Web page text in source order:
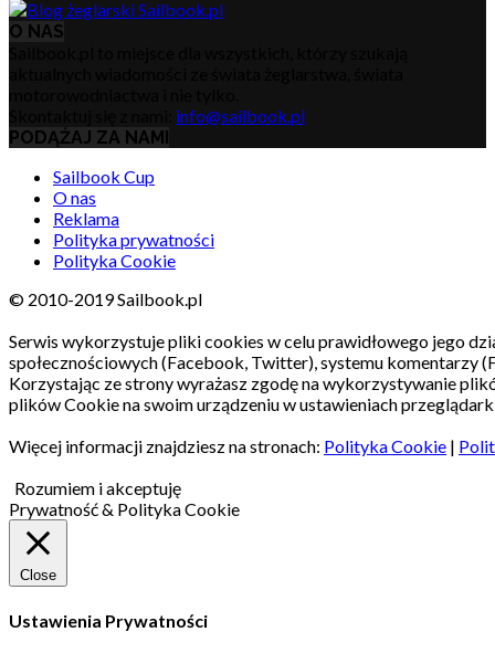
O NAS
info@sailbook.pl
PODĄŻAJ ZA NAMI
Sailbook Cup
O nas
Reklama
Polityka prywatności
Polityka Cookie
© 2010-2019 Sailbook.pl
Serwis wykorzystuje pliki cookies w celu prawidłowego jego
społecznościowych (Facebook, Twitter), systemu komentarzy
Korzystając ze strony wyrażasz zgodę na wykorzystywanie
plików Cookie na swoim urządzeniu w ustawieniach
Więcej informacji znajdziesz na stronach: Polityka Cookie |
Rozumiem i akceptuję
Prywatność & Polityka Cookie
Close
Ustawienia Prywatności